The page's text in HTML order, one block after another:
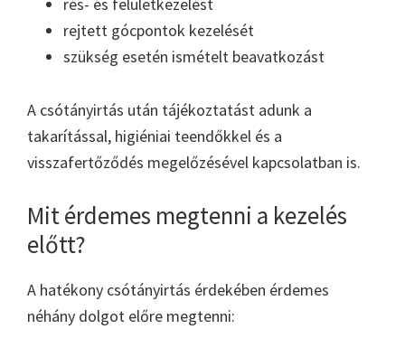
rejtett gócpontok kezelését
szükség esetén ismételt beavatkozást
A csótányirtás után tájékoztatást adunk a
takarítással, higiéniai teendőkkel és a
visszafertőződés megelőzésével kapcsolatban is.
Mit érdemes megtenni a kezelés
előtt?
A hatékony csótányirtás érdekében érdemes
néhány dolgot előre megtenni: